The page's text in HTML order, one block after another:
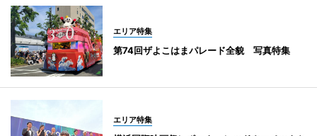
エリア特集
第74回ザよこはまパレード全貌 写真特集
エリア特集